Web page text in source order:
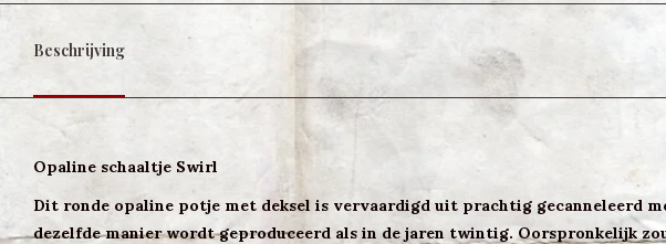
Beschrijving
Opaline schaaltje Swirl
Dit ronde opaline potje met deksel is vervaardigd uit prachtig gecanneleerd
dezelfde manier wordt geproduceerd als in de jaren twintig. Oorspronkelijk